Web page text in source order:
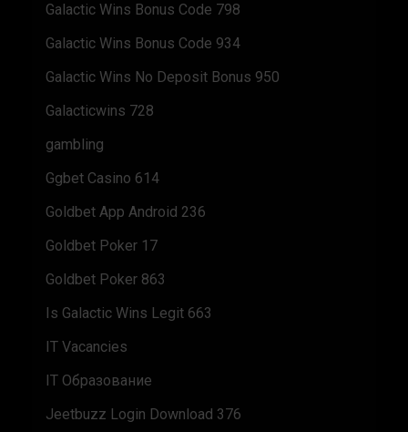
Galactic Wins Bonus Code 798
Galactic Wins Bonus Code 934
Galactic Wins No Deposit Bonus 950
Galacticwins 728
gambling
Ggbet Casino 614
Goldbet App Android 236
Goldbet Poker 17
Goldbet Poker 863
Is Galactic Wins Legit 663
IT Vacancies
IT Образование
Jeetbuzz Login Download 376